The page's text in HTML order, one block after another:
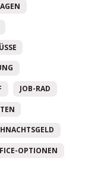
JOB-RAD
OPTIONEN